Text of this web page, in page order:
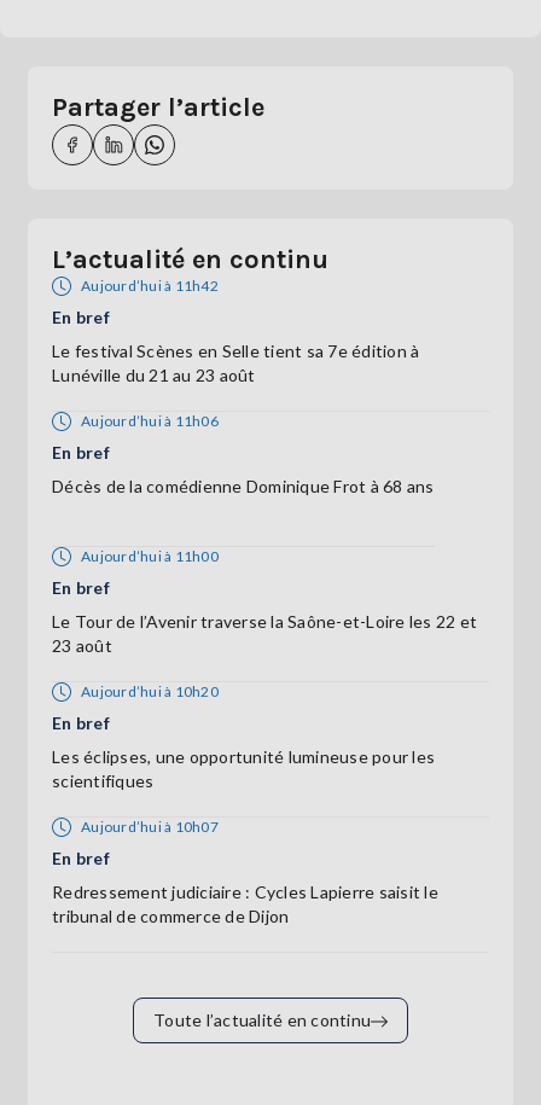
Partager l’article
L’actualité en continu
Aujourd’hui à 11h42
En bref
Le festival Scènes en Selle tient sa 7e édition à
Lunéville du 21 au 23 août
Aujourd’hui à 11h06
En bref
Décès de la comédienne Dominique Frot à 68 ans
Aujourd’hui à 11h00
En bref
Le Tour de l’Avenir traverse la Saône-et-Loire les 22 et
23 août
Aujourd’hui à 10h20
En bref
Les éclipses, une opportunité lumineuse pour les
scientifiques
Aujourd’hui à 10h07
En bref
Redressement judiciaire : Cycles Lapierre saisit le
tribunal de commerce de Dijon
Toute l’actualité en continu